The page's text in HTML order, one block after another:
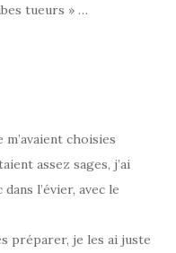
tueurs » …
choisies
assez sages, j’ai
l’évier, avec le
préparer, je les ai juste